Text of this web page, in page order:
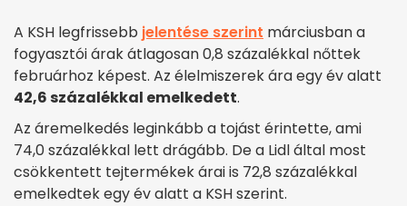
A KSH legfrissebb jelentése szerint márciusban a
fogyasztói árak átlagosan 0,8 százalékkal nőttek
februárhoz képest. Az élelmiszerek ára egy év alatt
42,6 százalékkal emelkedett.
Az áremelkedés leginkább a tojást érintette, ami
74,0 százalékkal lett drágább. De a Lidl által most
csökkentett tejtermékek árai is 72,8 százalékkal
emelkedtek egy év alatt a KSH szerint.